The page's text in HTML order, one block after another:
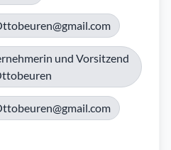
und Vorsitzend